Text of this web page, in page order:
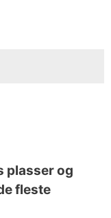
plasser og
fleste